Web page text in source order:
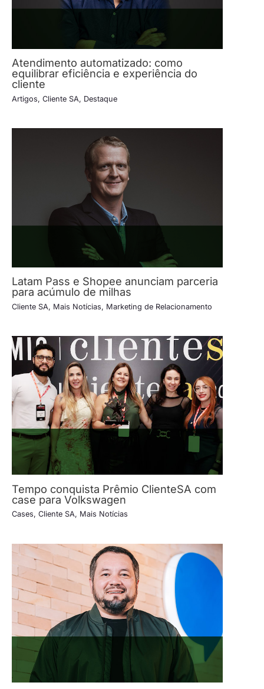
Atendimento automatizado: como
equilibrar eficiência e experiência do
cliente
Artigos, Cliente SA, Destaque
Latam Pass e Shopee anunciam parceria
para acúmulo de milhas
Cliente SA, Mais Notícias, Marketing de Relacionamento
Tempo conquista Prêmio ClienteSA com
case para Volkswagen
Cases, Cliente SA, Mais Notícias